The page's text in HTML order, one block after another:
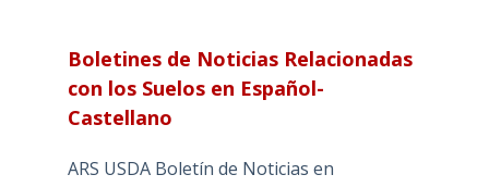
Boletines de Noticias Relacionadas
con los Suelos en Español-
Castellano
ARS USDA Boletín de Noticias en